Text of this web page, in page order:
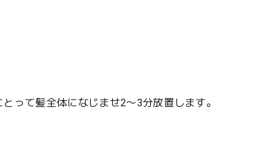
って髪全体になじませ2〜3分放置します。